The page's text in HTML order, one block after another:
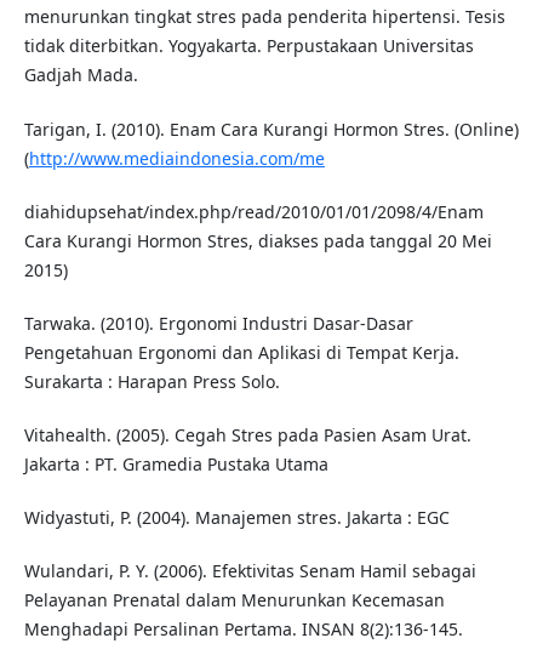
menurunkan tingkat stres pada penderita hipertensi. Tesis
tidak diterbitkan. Yogyakarta. Perpustakaan Universitas
Gadjah Mada.
Tarigan, I. (2010). Enam Cara Kurangi Hormon Stres. (Online)
(http://www.mediaindonesia.com/me
diahidupsehat/index.php/read/2010/01/01/2098/4/Enam
Cara Kurangi Hormon Stres, diakses pada tanggal 20 Mei
2015)
Tarwaka. (2010). Ergonomi Industri Dasar-Dasar
Pengetahuan Ergonomi dan Aplikasi di Tempat Kerja.
Surakarta : Harapan Press Solo.
Vitahealth. (2005). Cegah Stres pada Pasien Asam Urat.
Jakarta : PT. Gramedia Pustaka Utama
Widyastuti, P. (2004). Manajemen stres. Jakarta : EGC
Wulandari, P. Y. (2006). Efektivitas Senam Hamil sebagai
Pelayanan Prenatal dalam Menurunkan Kecemasan
Menghadapi Persalinan Pertama. INSAN 8(2):136-145.